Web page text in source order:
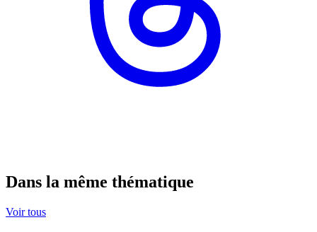
Dans la même thématique
Voir tous